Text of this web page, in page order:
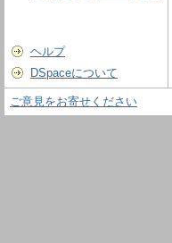
ヘルプ
DSpaceについて
ご意見をお寄せください